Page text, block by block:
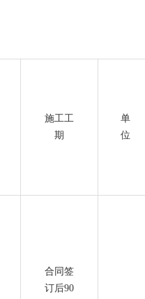
施工工
期
单
位
合同签
订后90